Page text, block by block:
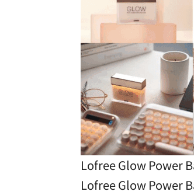
Lofree Glow Power
Lofree Glow Power